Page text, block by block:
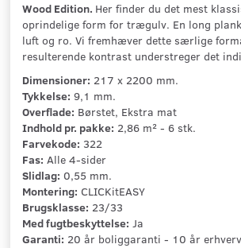
Wood Edition. Her finder du det mest
oprindelige form for trægulv. En long
luft og ro. Vi fremhæver dette særlige
resulterende kontrast understreger det
Dimensioner: 217 x 2200 mm.
Tykkelse: 9,1 mm.
Overflade: Børstet, Ekstra mat
Indhold pr. pakke: 2,86 m² - 6 stk.
Farvekode: 322
Fas: Alle 4-sider
Slidlag: 0,55 mm.
Montering: CLICKitEASY
Brugsklasse: 23/33
Med fugtbeskyttelse: Ja
Garanti: 20 år boliggaranti - 10 år